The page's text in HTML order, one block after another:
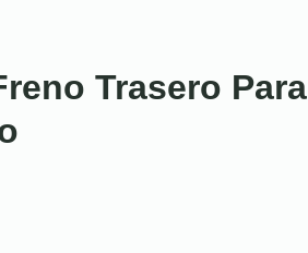
Trasero Para